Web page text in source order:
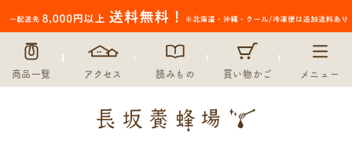
商品一覧 アクセス 読みもの 買い物かご メニュー